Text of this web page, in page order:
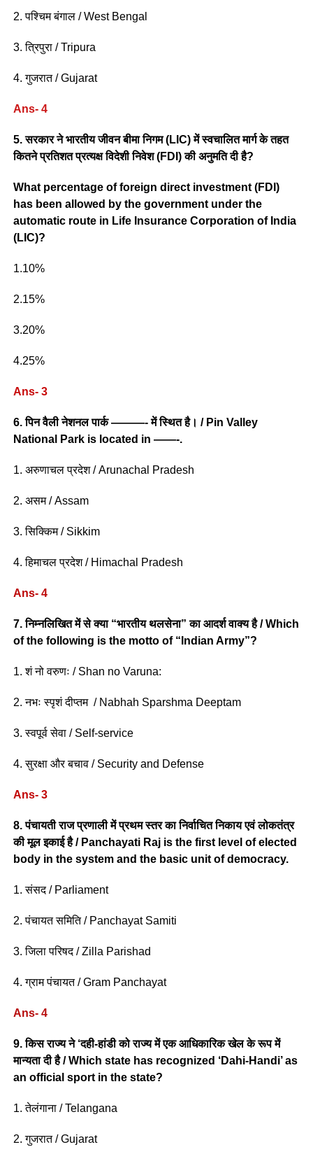
2. पश्चिम बंगाल / West Bengal
3. त्रिपुरा / Tripura
4. गुजरात / Gujarat
Ans- 4
5. सरकार ने भारतीय जीवन बीमा निगम (LIC) में स्वचालित मार्ग के तहत
कितने प्रतिशत प्रत्यक्ष विदेशी निवेश (FDI) की अनुमति दी है?
What percentage of foreign direct investment (FDI)
has been allowed by the government under the
automatic route in Life Insurance Corporation of India
(LIC)?
1.10%
2.15%
3.20%
4.25%
Ans- 3
6. पिन वैली नेशनल पार्क ———- में स्थित है। / Pin Valley
National Park is located in ——-.
1. अरुणाचल प्रदेश / Arunachal Pradesh
2. असम / Assam
3. सिक्किम / Sikkim
4. हिमाचल प्रदेश / Himachal Pradesh
Ans- 4
7. निम्नलिखित में से क्या “भारतीय थलसेना” का आदर्श वाक्य है / Which
of the following is the motto of “Indian Army”?
1. शं नो वरुणः / Shan no Varuna:
2. नभः स्पृशं दीप्तम / Nabhah Sparshma Deeptam
3. स्वपूर्व सेवा / Self-service
4. सुरक्षा और बचाव / Security and Defense
Ans- 3
8. पंचायती राज प्रणाली में प्रथम स्तर का निर्वाचित निकाय एवं लोकतंत्र
की मूल इकाई है / Panchayati Raj is the first level of elected
body in the system and the basic unit of democracy.
1. संसद / Parliament
2. पंचायत समिति / Panchayat Samiti
3. जिला परिषद / Zilla Parishad
4. ग्राम पंचायत / Gram Panchayat
Ans- 4
9. किस राज्य ने ‘दही-हांडी को राज्य में एक आधिकारिक खेल के रूप में
मान्यता दी है / Which state has recognized ‘Dahi-Handi’ as
an official sport in the state?
1. तेलंगाना / Telangana
2. गुजरात / Gujarat